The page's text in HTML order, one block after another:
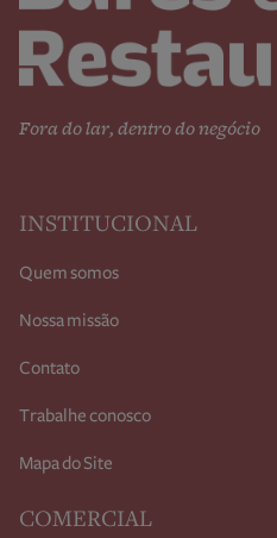
Fora do lar, dentro do negócio
INSTITUCIONAL
Quem somos
Nossa missão
Contato
Trabalhe conosco
Mapa do Site
COMERCIAL